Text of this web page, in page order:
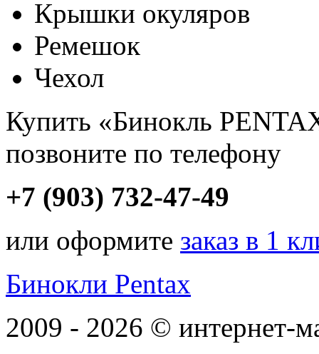
Крышки окуляров
Ремешок
Чехол
Купить «Бинокль
позвоните по телефону
+7 (903) 732-47-49
или оформите заказ в 1
Бинокли Pentax
2009 - 2026 © интернет-